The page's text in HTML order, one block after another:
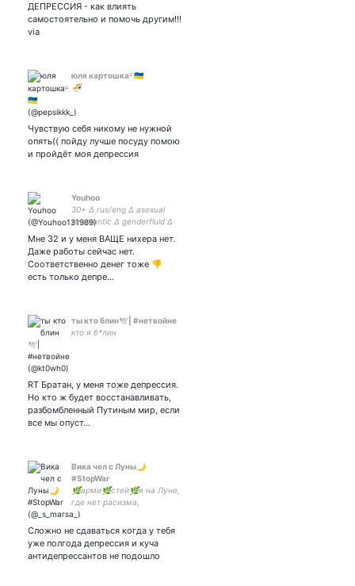
ДЕПРЕССИЯ - как влиять
самостоятельно и помочь другим!!!
via
юля картошкаᵕ̈ 🇺🇦
🍜
Чувствую себя никому не нужной
опять(( пойду лучше посуду помою
и пройдёт моя депрессия
Youhoo
30+ ∆ rus/eng ∆ asexual
biromantic ∆ genderfluid ∆
Marvel Comics ∆ 💞Stony💞
☆*:.｡. o(≧▽≦)o .｡.:*☆ ~ на
печеньки 4817 7602 5894
0984 ~
Мне 32 и у меня ВАЩЕ нихера нет.
Даже работы сейчас нет.
Соответственно денег тоже 👎
есть только депре…
ты кто блин🕊️| #нетвойне
кто я б*лин
RT Братан, у меня тоже депрессия.
Но кто ж будет восстанавливать,
разбомбленный Путиным мир, если
все мы опуст…
Вика чел с Луны🌙
#StopWar
🌿арми🌿стей🌿я на Луне,
где нет расизма,
гомофобов, Путина, ВК и
других мирских проблем🌿
увуни - закрытка -
Сложно не сдаваться когда у тебя
уже полгода депрессия и куча
антидепрессантов не подошло